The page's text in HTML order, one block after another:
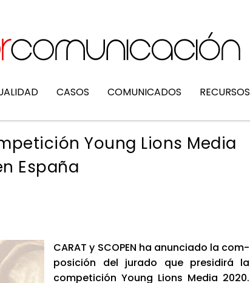
CASOS COMUNICADOS RECURSOS
Young Lions Media
España
CARAT y SCO­PEN ha anun­cia­do la com­
po­si­ción del jura­do que pre­si­di­rá la
com­pe­ti­ción Young Lions Media 2020.